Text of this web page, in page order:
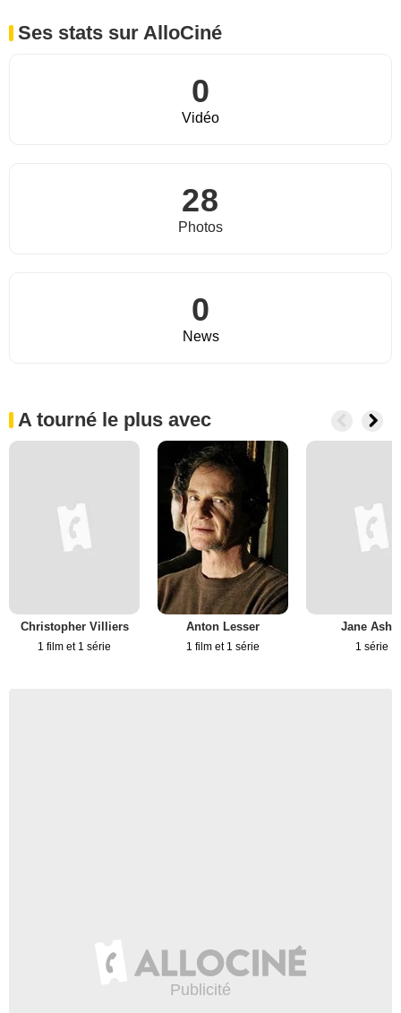
Ses stats sur AlloCiné
0
Vidéo
28
Photos
0
News
A tourné le plus avec
Christopher Villiers
1 film et 1 série
Anton Lesser
1 film et 1 série
Jane
1 série